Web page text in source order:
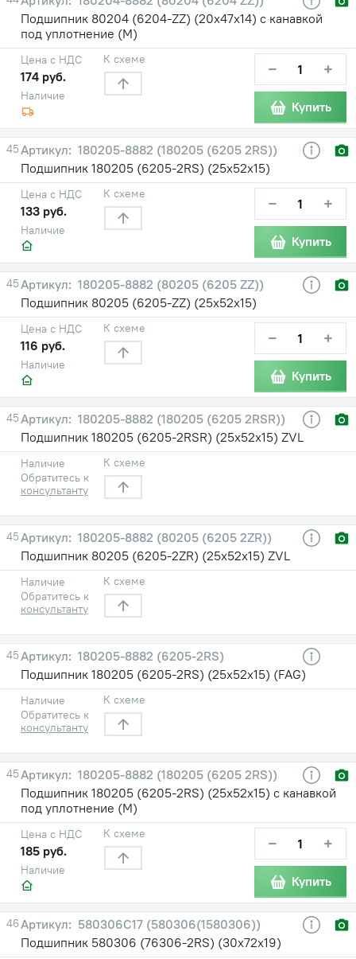
Подшипник 80204 (6204-ZZ) (20х47х14) с канавкой
под уплотнение (М)
Наличие
Цена с НДС
174 руб.
К схеме − +
Купить
45
180205-8882 (180205 (6205 2RS))
Подшипник 180205 (6205-2RS) (25х52х15)
Наличие
Цена с НДС
133 руб.
К схеме − +
Купить
45
180205-8882 (80205 (6205 ZZ))
Подшипник 80205 (6205-ZZ) (25х52х15)
Наличие
Цена с НДС
116 руб.
К схеме − +
Купить
45
180205-8882 (180205 (6205 2RSR))
Подшипник 180205 (6205-2RSR) (25х52х15) ZVL
Наличие
Обратитесь к
консультанту
К схеме
45
180205-8882 (80205 (6205 2ZR))
Подшипник 80205 (6205-2ZR) (25х52х15) ZVL
Наличие
Обратитесь к
консультанту
К схеме
45
180205-8882 (6205-2RS)
Подшипник 180205 (6205-2RS) (25х52х15) (FAG)
Наличие
Обратитесь к
консультанту
К схеме
45
180205-8882 (180205 (6205 2RS))
Подшипник 180205 (6205-2RS) (25х52х15) с канавкой
под уплотнение (М)
Наличие
Цена с НДС
185 руб.
К схеме − +
Купить
46
580306С17 (580306(1580306))
Подшипник 580306 (76306-2RS) (30х72х19)